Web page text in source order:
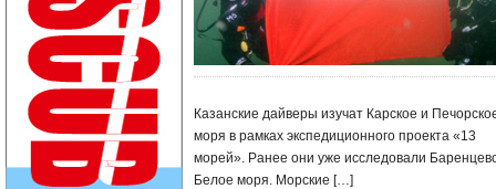
Казанские дайверы изучат Карское и
моря в рамках экспедиционного проекта «13
морей». Ранее они уже исследовали
Белое моря. Морские […]